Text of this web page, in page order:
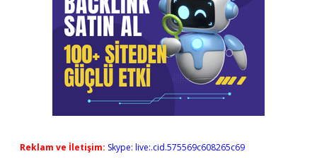
Reklam ve İletişim: Skype: live:.cid.575569c608265c69